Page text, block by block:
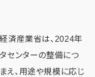
済産業省は、2024年
センターの整備につ
え、用途や規模に応じ